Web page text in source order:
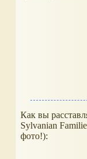
Как вы
Sylvanian
фото!):